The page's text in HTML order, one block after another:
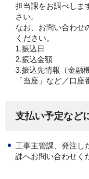
担当課をお調べしま
さい。
なお、お問い合わせ
ください。
1.振込日
2.振込金額
3.振込先情報（金融
「当座」など／口座
支払い予定など
工事主管課、発注し
課へお問い合わせく